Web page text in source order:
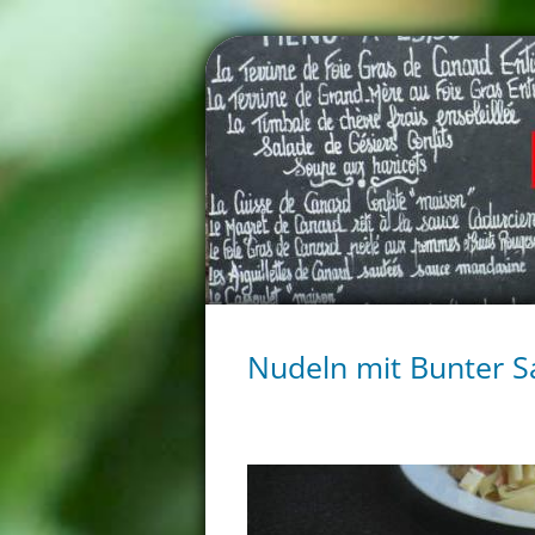
Nudeln mit Bunter